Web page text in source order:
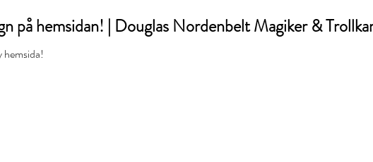
på hemsidan! | Douglas Nordenbelt Magiker &
hemsida!